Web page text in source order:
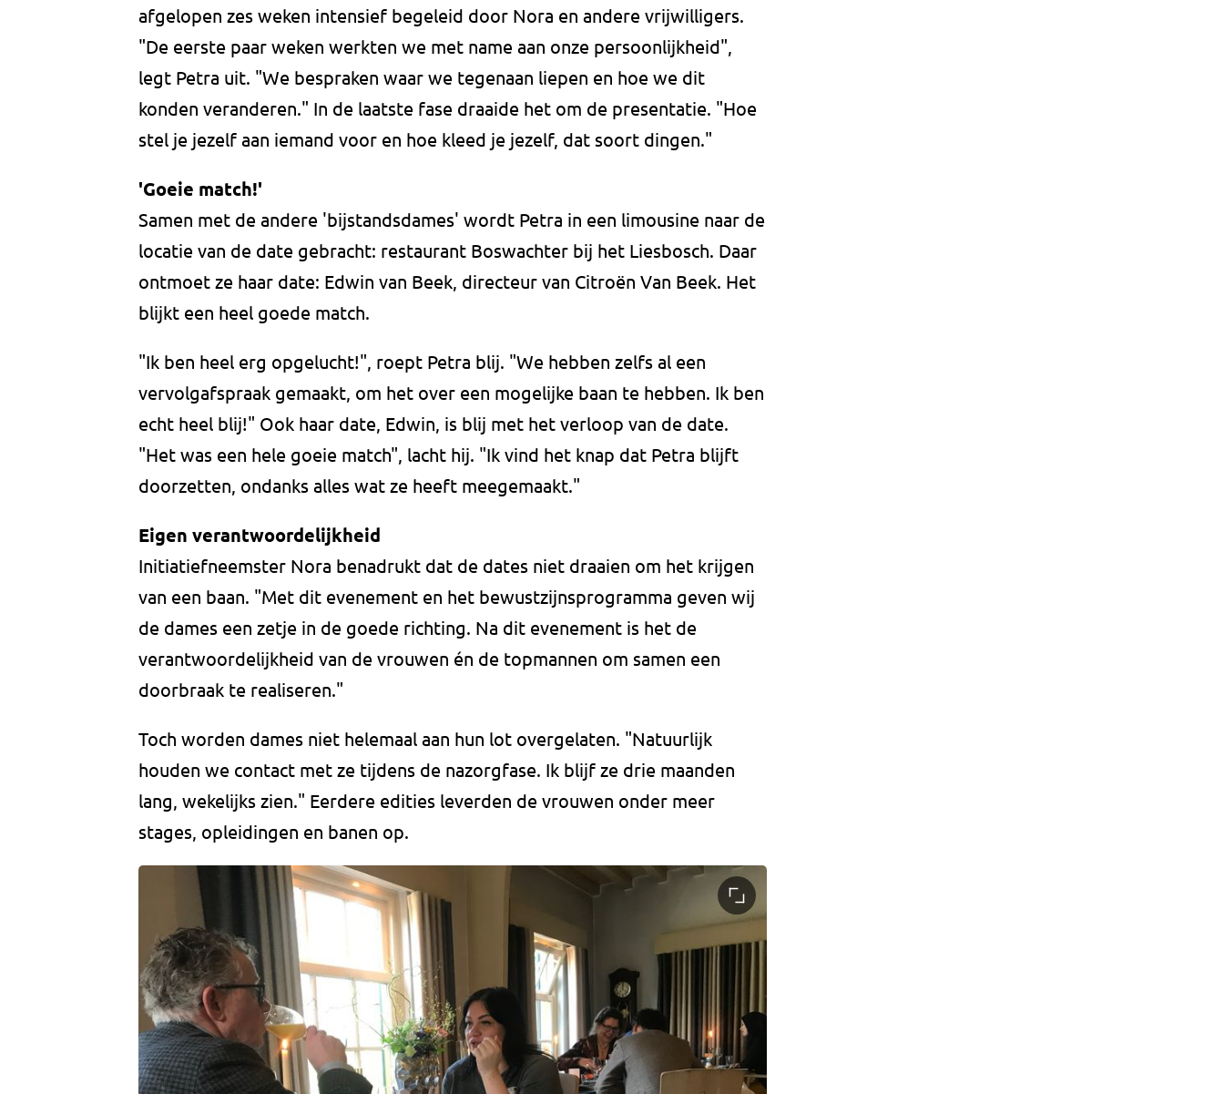
afgelopen zes weken intensief begeleid door Nora en andere vrijwilligers.
"De eerste paar weken werkten we met name aan onze persoonlijkheid",
legt Petra uit. "We bespraken waar we tegenaan liepen en hoe we dit
konden veranderen." In de laatste fase draaide het om de presentatie. "Hoe
stel je jezelf aan iemand voor en hoe kleed je jezelf, dat soort dingen."
'Goeie match!'
Samen met de andere 'bijstandsdames' wordt Petra in een limousine naar de
locatie van de date gebracht: restaurant Boswachter bij het Liesbosch. Daar
ontmoet ze haar date: Edwin van Beek, directeur van Citroën Van Beek. Het
blijkt een heel goede match.
"Ik ben heel erg opgelucht!", roept Petra blij. "We hebben zelfs al een
vervolgafspraak gemaakt, om het over een mogelijke baan te hebben. Ik ben
echt heel blij!" Ook haar date, Edwin, is blij met het verloop van de date.
"Het was een hele goeie match", lacht hij. "Ik vind het knap dat Petra blijft
doorzetten, ondanks alles wat ze heeft meegemaakt."
Eigen verantwoordelijkheid
Initiatiefneemster Nora benadrukt dat de dates niet draaien om het krijgen
van een baan. "Met dit evenement en het bewustzijnsprogramma geven wij
de dames een zetje in de goede richting. Na dit evenement is het de
verantwoordelijkheid van de vrouwen én de topmannen om samen een
doorbraak te realiseren."
Toch worden dames niet helemaal aan hun lot overgelaten. "Natuurlijk
houden we contact met ze tijdens de nazorgfase. Ik blijf ze drie maanden
lang, wekelijks zien." Eerdere edities leverden de vrouwen onder meer
stages, opleidingen en banen op.